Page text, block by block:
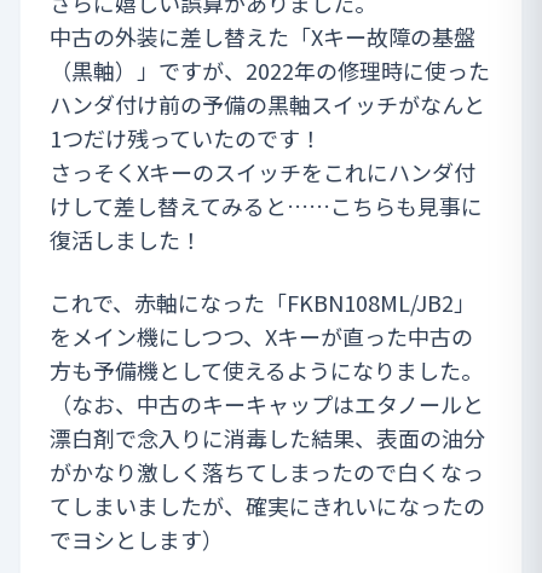
中古の外装に差し替えた「Xキー故障の基盤
（黒軸）」ですが、2022年の修理時に使った
ハンダ付け前の予備の黒軸スイッチがなんと
1つだけ残っていたのです！
さっそくXキーのスイッチをこれにハンダ付
けして差し替えてみると……こちらも見事に
復活しました！
これで、赤軸になった「FKBN108ML/JB2」
をメイン機にしつつ、Xキーが直った中古の
方も予備機として使えるようになりました。
（なお、中古のキーキャップはエタノールと
漂白剤で念入りに消毒した結果、表面の油分
がかなり激しく落ちてしまったので白くなっ
てしまいましたが、確実にきれいになったの
でヨシとします）